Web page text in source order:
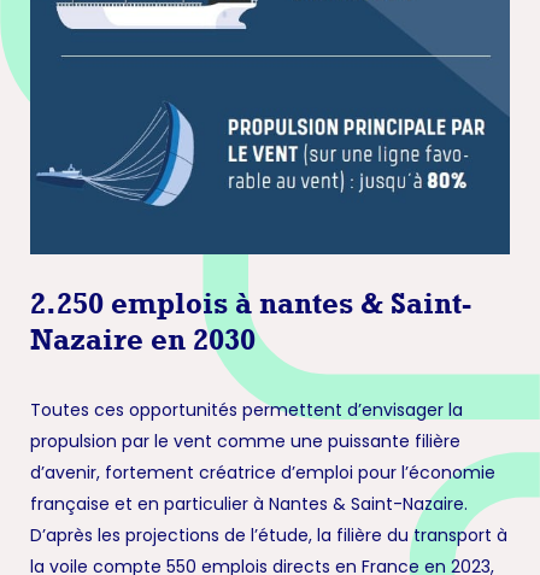
2.250 emplois à nantes & Saint-
Nazaire en 2030
Toutes ces opportunités permettent d’envisager la
propulsion par le vent comme une puissante filière
d’avenir, fortement créatrice d’emploi pour l’économie
française et en particulier à Nantes & Saint-Nazaire.
D’après les projections de l’étude, la filière du transport à
la voile compte 550 emplois directs en France en 2023,